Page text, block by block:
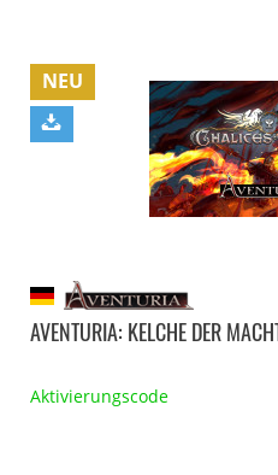
NEU
AVENTURIA: KELCHE DER
Aktivierungscode